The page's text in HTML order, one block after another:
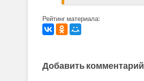
Рейтинг материала:
Добавить комментарий